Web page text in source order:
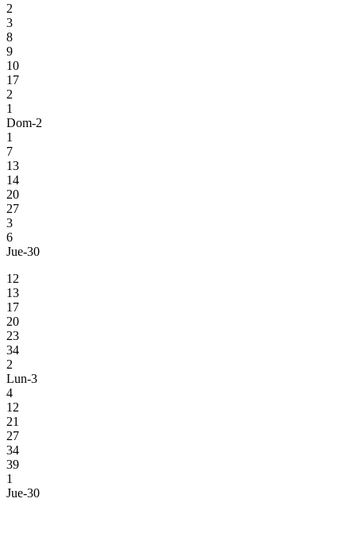
2
3
8
9
10
17
2
1
Dom-2
1
7
13
14
20
27
3
6
Jue-30
12
13
17
20
23
34
2
Lun-3
4
12
21
27
34
39
1
Jue-30